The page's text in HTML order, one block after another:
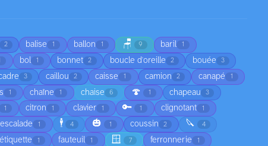
2 balise 1 ballon 1 🪑 9 baril 1
bol 1 bonnet 2 boucle d'oreille 2 bouée 3
3 caillou 2 caisse 1 camion 2 canapé 1
1 chaîne 1 chaise 6 🍄 1 chapeau 3
1 citron 1 clavier 1 🔑 1 clignotant 1
1 🕴️ 4 🎃 1 coussin 2 🔪 4
étiquette 1 fauteuil 1 🪟 7 ferronnerie 1